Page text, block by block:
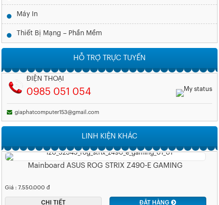
Máy In
Thiết Bị Mạng – Phần Mềm
HỖ TRỢ TRỰC TUYẾN
ĐIỆN THOẠI
0985 051 054
giaphatcomputer153@gmail.com
LINH KIỆN KHÁC
Mainboard ASUS ROG STRIX Z490-E GAMING
Giá : 7.550.000 đ
CHI TIẾT ĐẶT HÀNG